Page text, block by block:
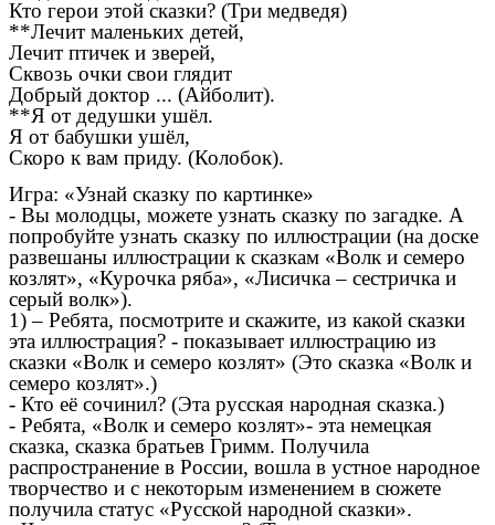
Кто герои этой сказки? (Три медведя)
**Лечит маленьких детей,
Лечит птичек и зверей,
Сквозь очки свои глядит
Добрый доктор ... (Айболит).
**Я от дедушки ушёл.
Я от бабушки ушёл,
Скоро к вам приду. (Колобок).
Игра: «Узнай сказку по картинке»
- Вы молодцы, можете узнать сказку по загадке. А
попробуйте узнать сказку по иллюстрации (на доске
развешаны иллюстрации к сказкам «Волк и семеро
козлят», «Курочка ряба», «Лисичка – сестричка и
серый волк»).
1) – Ребята, посмотрите и скажите, из какой сказки
эта иллюстрация? - показывает иллюстрацию из
сказки «Волк и семеро козлят» (Это сказка «Волк и
семеро козлят».)
- Кто её сочинил? (Эта русская народная сказка.)
- Ребята, «Волк и семеро козлят»- эта немецкая
сказка, сказка братьев Гримм. Получила
распространение в России, вошла в устное народное
творчество и с некоторым изменением в сюжете
получила статус «Русской народной сказки».